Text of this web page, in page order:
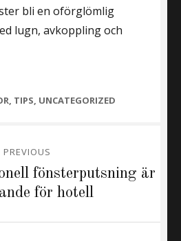
bli en oförglömlig
lugn, avkoppling och
, TIPS, UNCATEGORIZED
PREVIOUS
fönsterputsning är
för hotell